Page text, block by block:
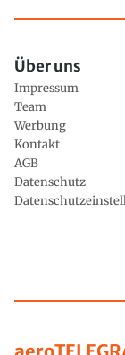
Über uns
Impressum
Team
Werbung
Kontakt
AGB
Datenschutz